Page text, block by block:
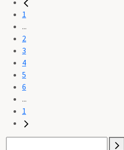
1
...
2
3
4
5
6
...
1